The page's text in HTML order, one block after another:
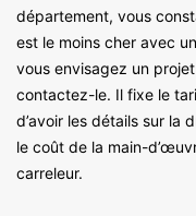
département, vous
est le moins cher avec
vous envisagez un
contactez-le. Il fixe le
d’avoir les détails sur la
le coût de la main-
carreleur.